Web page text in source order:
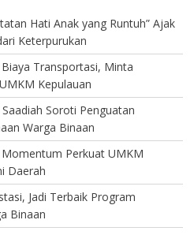
Hati Anak yang Runtuh” Ajak
Keterpurukan
Transportasi, Minta
Kepulauan
Soroti Penguatan
Warga Binaan
Momentum Perkuat UMKM
Daerah
Jadi Terbaik Program
Binaan